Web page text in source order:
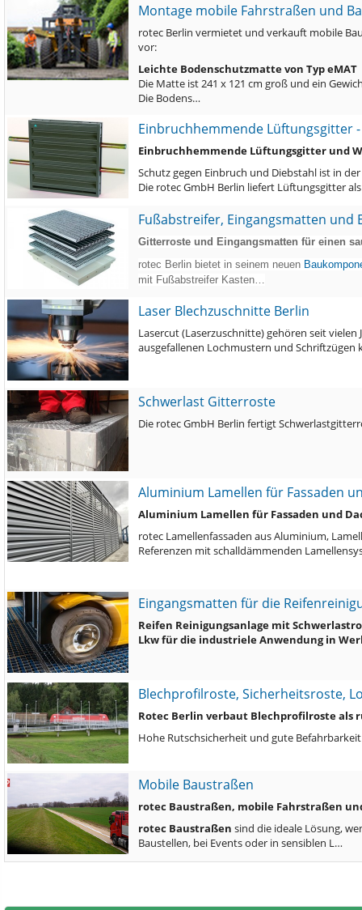
Montage mobile Fahrstraßen und
rotec Berlin vermietet und verkauft mobile
vor:
Leichte Bodenschutzmatte von Typ eMAT
Die Matte ist 241 x 121 cm groß und ein
Die Bodens…
Einbruchhemmende Lüftungsgitter
Einbruchhemmende Lüftungsgitter und
Schutz gegen Einbruch und Diebstahl ist in
Die rotec GmbH Berlin liefert Lüftungsgitter
Fußabstreifer, Eingangsmatten und
Gitterroste und Eingangsmatten für einen
rotec Berlin bietet in seinem neuen
mit Fußabstreifer Kasten…
Laser Blechzuschnitte Berlin
Lasercut (Laserzuschnitte) gehören seit
ausgefallenen Lochmustern und
Schwerlast Gitterroste
Die rotec GmbH Berlin fertigt
Aluminium Lamellen für Fassaden
Aluminium Lamellen für Fassaden und
rotec Lamellenfassaden aus Aluminium,
Referenzen mit schalldämmenden
Eingangsmatten für die
Reifen Reinigungsanlage mit
Lkw für die industriele Anwendung in
Blechprofilroste, Sicherheitsroste,
Rotec Berlin verbaut Blechprofilroste als
Hohe Rutschsicherheit und gute
Mobile Baustraßen
rotec Baustraßen, mobile Fahrstraßen
rotec Baustraßen sind die ideale Lösung,
Baustellen, bei Events oder in sensiblen L…